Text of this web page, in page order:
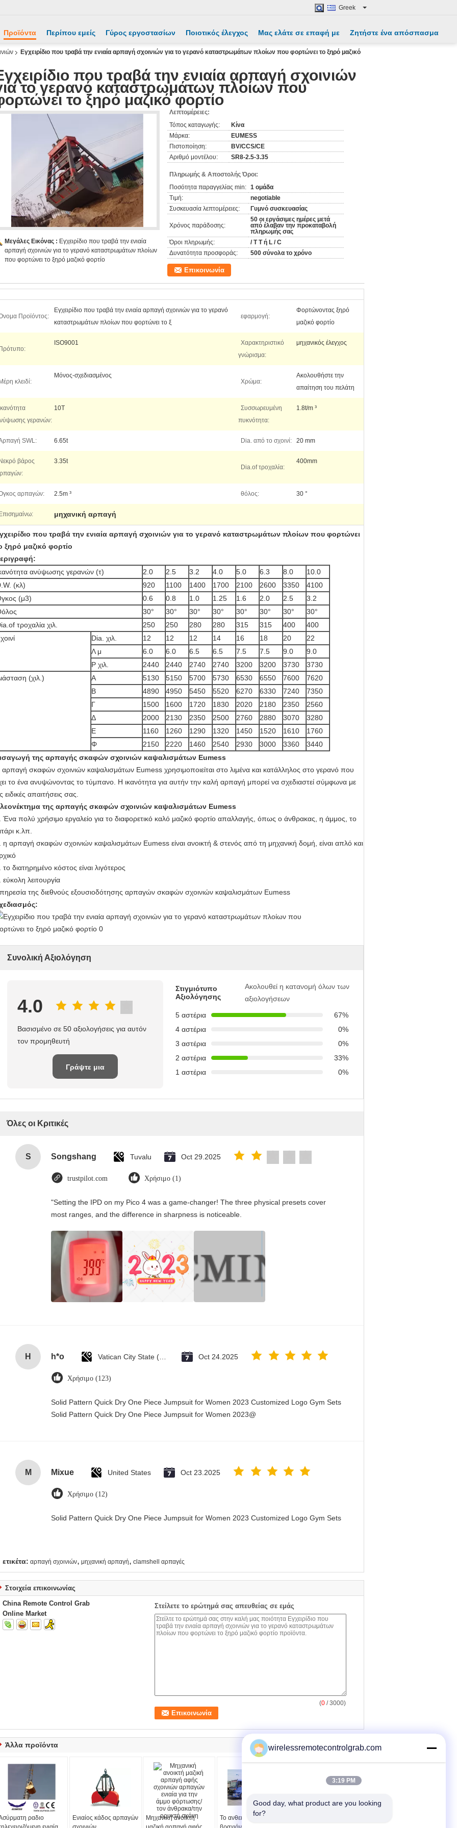
Greek
Προϊόντα Περίπου εμείς Γύρος εργοστασίων Ποιοτικός έλεγχος Μας ελάτε σε επαφή με Ζητήστε ένα απόσπασμα
Εγχειρίδιο που τραβά την ενιαία αρπαγή σχοινιών για το γερανό καταστρωμάτων πλοίων που φορτώνει το ξηρό μαζικό
που τραβά την ενιαία αρπαγή σχοινιών
το γερανό καταστρωμάτων πλοίων που
το ξηρό μαζικό φορτίο
Μεγάλες Εικόνας : Εγχειρίδιο που τραβά την ενιαία
αρπαγή σχοινιών για το γερανό καταστρωμάτων πλοίων
που φορτώνει το ξηρό μαζικό φορτίο
Λεπτομέρειες:
Τόπος καταγωγής:
Κίνα
Μάρκα:
EUMESS
Πιστοποίηση:
BV/CCS/CE
Αριθμό μοντέλου:
SR8-2.5-3.35
Πληρωμής & Αποστολής Όροι:
Ποσότητα παραγγελίας min: 1 ομάδα
Τιμή:
negotiable
Συσκευασία λεπτομέρειες:
Γυμνό συσκευασίας
Χρόνος παράδοσης:
50 οι εργάσιμες ημέρες μετά
από έλαβαν την προκαταβολή
πληρωμής σας
Όροι πληρωμής:
/ T T ή L / C
Δυνατότητα προσφοράς:
500 σύνολα το χρόνο
Επικοινωνία
Προϊόντος:
Εγχειρίδιο που τραβά την ενιαία αρπαγή σχοινιών για το γερανό
καταστρωμάτων πλοίων που φορτώνει το ξ
εφαρμογή:
Φορτώνοντας ξηρό
μαζικό φορτίο
Πρότυπο:
ISO9001
Χαρακτηριστικό
γνώρισμα:
μηχανικός έλεγχος
Μέρη κλειδί:
Μόνος-σχεδιασμένος
Χρώμα:
Ακολουθήστε την
απαίτηση του πελάτη
Ικανότητα
γερανών:
10T
Συσσωρευμένη
πυκνότητα:
1.8t/m ³
SWL: 6.65t Dia. από το σχοινί: 20 mm
Νεκρό βάρος
3.35t
Dia.of τροχαλία:
400mm
αρπαγών: 2.5m ³ θόλος: 30 °
Επισημαίνω: μηχανική αρπαγή
που τραβά την ενιαία αρπαγή σχοινιών για το γερανό καταστρωμάτων πλοίων που φορτώνει
ξηρό μαζικό φορτίο
ανύψωσης γερανών (τ)
2.0 2.5 3.2 4.0 5.0 6.3 8.0
10.0
(κλ)
920 1100 1400 1700 2100 2600 3350
4100
(μ3)
0.6 0.8 1.0 1.25 1.6 2.0 2.5
3.2
30° 30° 30° 30° 30° 30° 30°
30°
τροχαλία χιλ.
250 250 280 280 315 315 400
400
Dia. χιλ. 12 12 12 14 16 18 20
22
Λ μ
6.0 6.0 6.5 6.5 7.5 7.5 9.0
9.0
Ρ χιλ.
2440 2440 2740 2740 3200 3200 3730
3730
(χιλ.)
Α 5130 5150 5700 5730 6530 6550 7600
7620
Β
4890 4950 5450 5520 6270 6330 7240
7350
Γ
1500 1600 1720 1830 2020 2180 2350
2560
Δ
2000 2130 2350 2500 2760 2880 3070
3280
Ε
1160 1260 1290 1320 1450 1520 1610
1760
Φ
2150 2220 1460 2540 2930 3000 3360
3440
της αρπαγής σκαφών σχοινιών καψαλισμάτων Eumess
σκαφών σχοινιών καψαλισμάτων Eumess χρησιμοποιείται στο λιμένα και κατάλληλος στο γερανό που
το ένα ανυψώνοντας το τύμπανο. Η ικανότητα για αυτήν την καλή αρπαγή μπορεί να σχεδιαστεί σύμφωνα με
ειδικές απαιτήσεις σας.
της αρπαγής σκαφών σχοινιών καψαλισμάτων Eumess
Ένα πολύ χρήσιμο εργαλείο για το διαφορετικό καλό μαζικό φορτίο απαλλαγής, όπως ο άνθρακας, η άμμος, το
κ.λπ.
η αρπαγή σκαφών σχοινιών καψαλισμάτων Eumess είναι ανοικτή & στενός από τη μηχανική δομή, είναι απλό και
το διατηρημένο κόστος είναι λιγότερος
εύκολη λειτουργία
της διεθνούς εξουσιοδότησης αρπαγών σκαφών σχοινιών καψαλισμάτων Eumess
Συνολική Αξιολόγηση
4.0
Βασισμένο σε 50 αξιολογήσεις για αυτόν
τον προμηθευτή
Γράψτε μια
Στιγμιότυπο
Αξιολόγησης
Ακολουθεί η κατανομή όλων των
αξιολογήσεων
5 αστέρια
67%
4 αστέρια
0%
3 αστέρια
0%
2 αστέρια
33%
1 αστέρια
0%
Όλες οι Κριτικές
S Songshang Tuvalu Oct 29.2025
trustpilot.com Χρήσιμο (1)
"Setting the IPD on my Pico 4 was a game-changer! The three physical presets cover
most ranges, and the difference in sharpness is noticeable.
H h*o Oct 24.2025
Χρήσιμο (123)
Solid Pattern Quick Dry One Piece Jumpsuit for Women 2023 Customized Logo Gym Sets
Solid Pattern Quick Dry One Piece Jumpsuit for Women 2023@
M Mixue United States Oct 23.2025
Χρήσιμο (12)
Solid Pattern Quick Dry One Piece Jumpsuit for Women 2023 Customized Logo Gym Sets
ετικέτα: αρπαγή σχοινιών, μηχανική αρπαγή, clamshell αρπαγές
Στοιχεία επικοινωνίας
China Remote Control Grab
Online Market
Στείλετε το ερώτημά σας απευθείας σε εμάς
(0 / 3000)
Άλλα προϊόντα
ραδιο
Ενιαίος κάδος αρπαγών
Μηχανική ανοικτή
Το ανθεκτικό φορτηγό
wirelessremotecontrolgrab.com
3:19 PM
Good day, what product are you looking
for?